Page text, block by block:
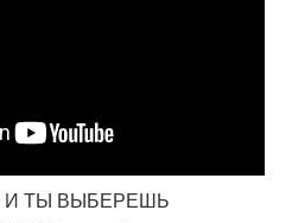
И ТЫ ВЫБЕРЕШЬ